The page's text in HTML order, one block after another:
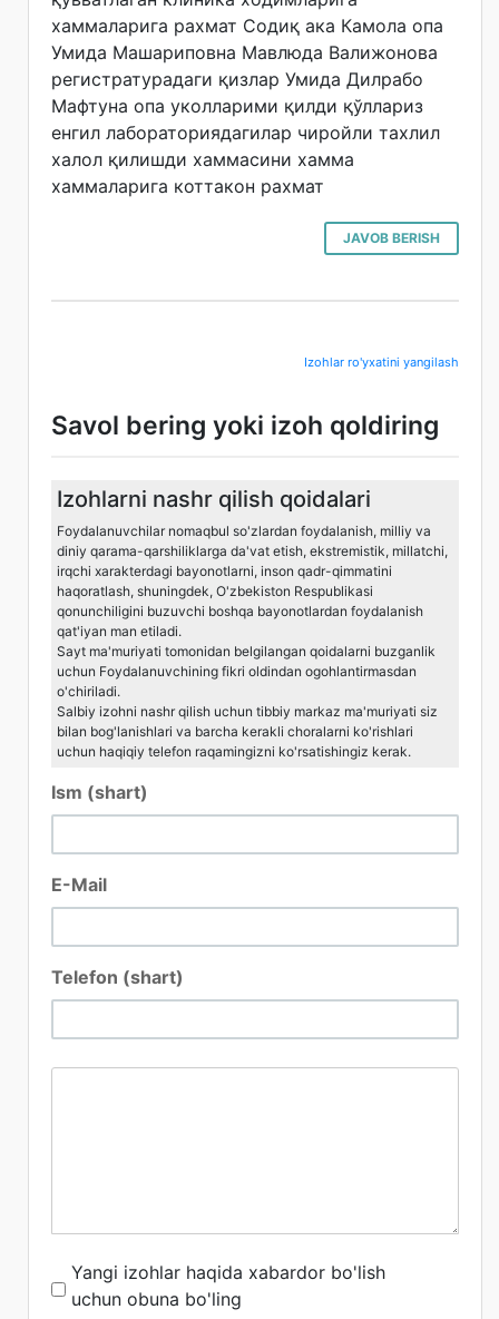
хаммаларига рахмат Содиқ ака Камола опа
Умида Машариповна Мавлюда Валижонова
регистратурадаги қизлар Умида Дилрабо
Мафтуна опа уколларими қилди қўллариз
енгил лабораториядагилар чиройли тахлил
халол қилишди хаммасини хамма
хаммаларига коттакон рахмат
JAVOB BERISH
Izohlar ro'yxatini yangilash
Savol bering yoki izoh qoldiring
Izohlarni nashr qilish qoidalari
Foydalanuvchilar nomaqbul so'zlardan foydalanish, milliy va
diniy qarama-qarshiliklarga da'vat etish, ekstremistik, millatchi,
irqchi xarakterdagi bayonotlarni, inson qadr-qimmatini
haqoratlash, shuningdek, O'zbekiston Respublikasi
qonunchiligini buzuvchi boshqa bayonotlardan foydalanish
qat'iyan man etiladi.
Sayt ma'muriyati tomonidan belgilangan qoidalarni buzganlik
uchun Foydalanuvchining fikri oldindan ogohlantirmasdan
o'chiriladi.
Salbiy izohni nashr qilish uchun tibbiy markaz ma'muriyati siz
bilan bog'lanishlari va barcha kerakli choralarni ko'rishlari
uchun haqiqiy telefon raqamingizni ko'rsatishingiz kerak.
Ism (shart)
E-Mail
Telefon (shart)
Yangi izohlar haqida xabardor bo'lish
uchun obuna bo'ling